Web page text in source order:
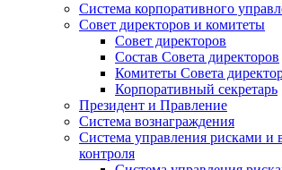
Система корпоративного
Совет директоров и комитеты
Совет директоров
Состав Совета директоров
Комитеты Совета
Корпоративный секретарь
Президент и Правление
Система вознаграждения
Система управления рисками и
контроля